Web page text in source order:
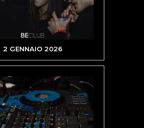
2 GENNAIO 2026